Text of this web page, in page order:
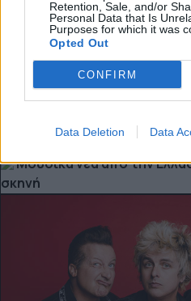
Retention, Sale, and/or
Personal Data that Is
Purposes for which it was
Opted Out
CONFIRM
Data Deletion Data
Έφυγε από τη ζωή ο
Μουσικά νέα από την
σκηνή